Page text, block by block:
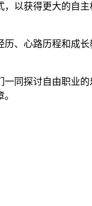
以获得更大的自
、心路历程和成
同探讨自由职业